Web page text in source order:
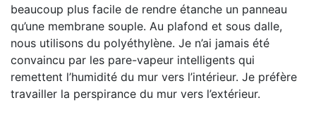
beaucoup plus facile de rendre étanche un panneau
qu’une membrane souple. Au plafond et sous dalle,
nous utilisons du polyéthylène. Je n’ai jamais été
convaincu par les pare-vapeur intelligents qui
remettent l’humidité du mur vers l’intérieur. Je préfère
travailler la perspirance du mur vers l’extérieur.